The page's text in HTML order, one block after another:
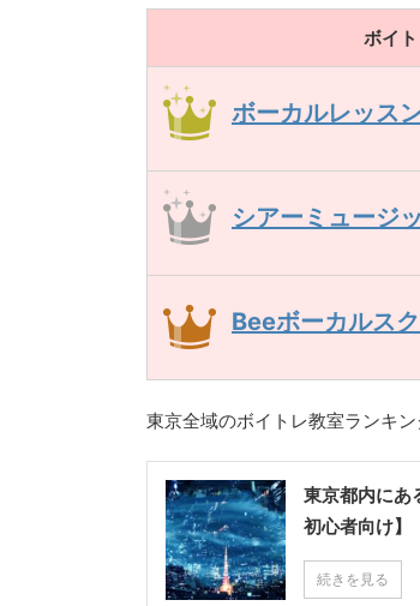
ボイ
ボーカルレッス
シアーミュージ
Beeボーカルス
東京全域のボイトレ教室ランキ
東京都内にあ
初心者向け】
続きを見る